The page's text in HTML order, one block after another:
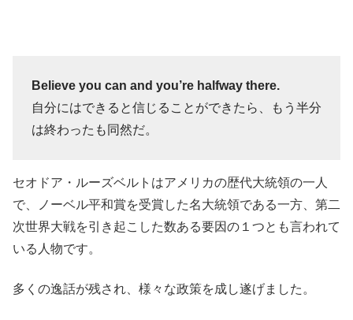
Believe you can and you’re halfway there.
自分にはできると信じることができたら、もう半分
は終わったも同然だ。
セオドア・ルーズベルトはアメリカの歴代大統領の一人
で、ノーベル平和賞を受賞した名大統領である一方、第二
次世界大戦を引き起こした数ある要因の１つとも言われて
いる人物です。
多くの逸話が残され、様々な政策を成し遂げました。